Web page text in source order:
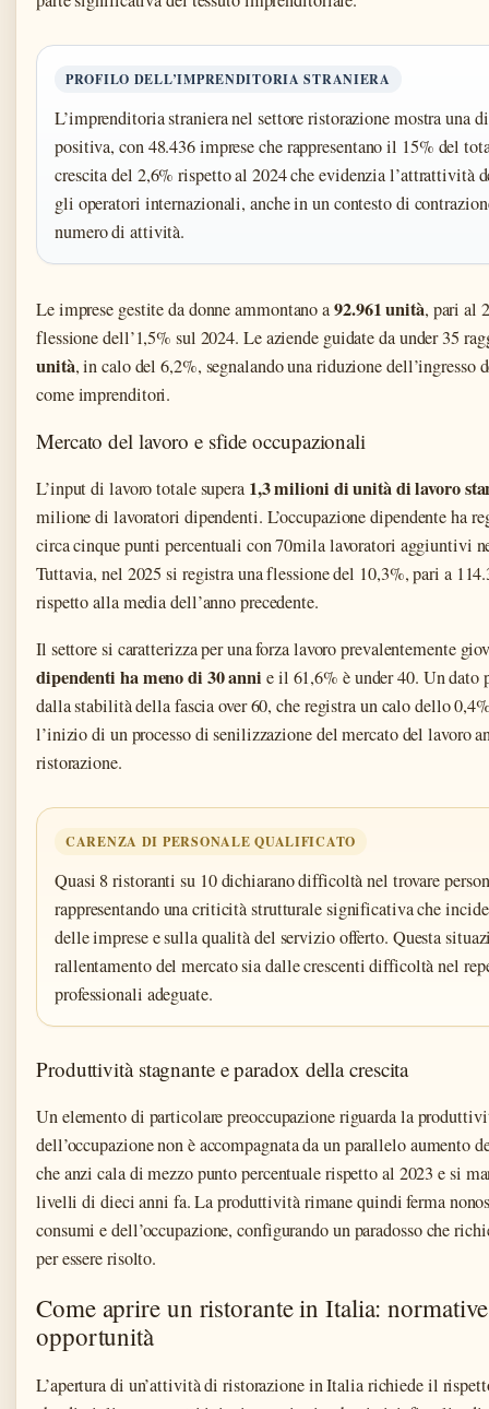
PROFILO DELL’IMPRENDITORIA STRANIERA
L’imprenditoria straniera nel settore ristorazione mostra una
positiva, con 48.436 imprese che rappresentano il 15% del
crescita del 2,6% rispetto al 2024 che evidenzia l’attrattività
gli operatori internazionali, anche in un contesto di
numero di attività.
Le imprese gestite da donne ammontano a92.961 unità, pari al
flessione dell’1,5% sul 2024. Le aziende guidate da under 35
unità, in calo del 6,2%, segnalando una riduzione dell’ingresso
come imprenditori.
Mercato del lavoro e sfide occupazionali
L’input di lavoro totale supera 1,3 milioni di unità di lavoro
milione di lavoratori dipendenti. L’occupazione dipendente ha
circa cinque punti percentuali con 70mila lavoratori aggiuntivi
Tuttavia, nel 2025 si registra una flessione del 10,3%, pari a
rispetto alla media dell’anno precedente.
Il settore si caratterizza per una forza lavoro prevalentemente
dipendenti ha meno di 30 anni e il 61,6% è under 40. Un dato
dalla stabilità della fascia over 60, che registra un calo dello
l’inizio di un processo di senilizzazione del mercato del lavoro
ristorazione.
CARENZA DI PERSONALE QUALIFICATO
Quasi 8 ristoranti su 10 dichiarano difficoltà nel trovare
rappresentando una criticità strutturale significativa che
delle imprese e sulla qualità del servizio offerto. Questa
rallentamento del mercato sia dalle crescenti difficoltà nel
professionali adeguate.
Produttività stagnante e paradox della crescita
Un elemento di particolare preoccupazione riguarda la
dell’occupazione non è accompagnata da un parallelo aumento
che anzi cala di mezzo punto percentuale rispetto al 2023 e si
livelli di dieci anni fa. La produttività rimane quindi ferma
consumi e dell’occupazione, configurando un paradosso che
per essere risolto.
Come aprire un ristorante in Italia:
opportunità
L’apertura di un’attività di ristorazione in Italia richiede il